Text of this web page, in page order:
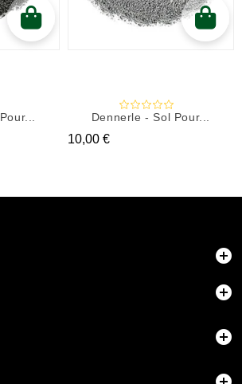
Dennerle - Sol Pour...
Prix
10,00 €


